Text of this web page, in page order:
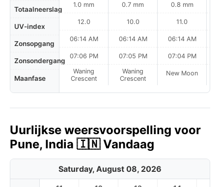
Totaalneerslag
UV-index
Zonsopgang
Zonsondergang
Maanfase
1.0 mm
12.0
06:14 AM
07:06 PM
Waning
Crescent
0.7 mm
10.0
06:14 AM
07:05 PM
Waning
Crescent
0.8 mm
11.0
06:14 AM
07:04 PM
New Moon
Uurlijkse weersvoorspelling voor
Pune, India 🇮🇳 Vandaag
Saturday, August 08, 2026